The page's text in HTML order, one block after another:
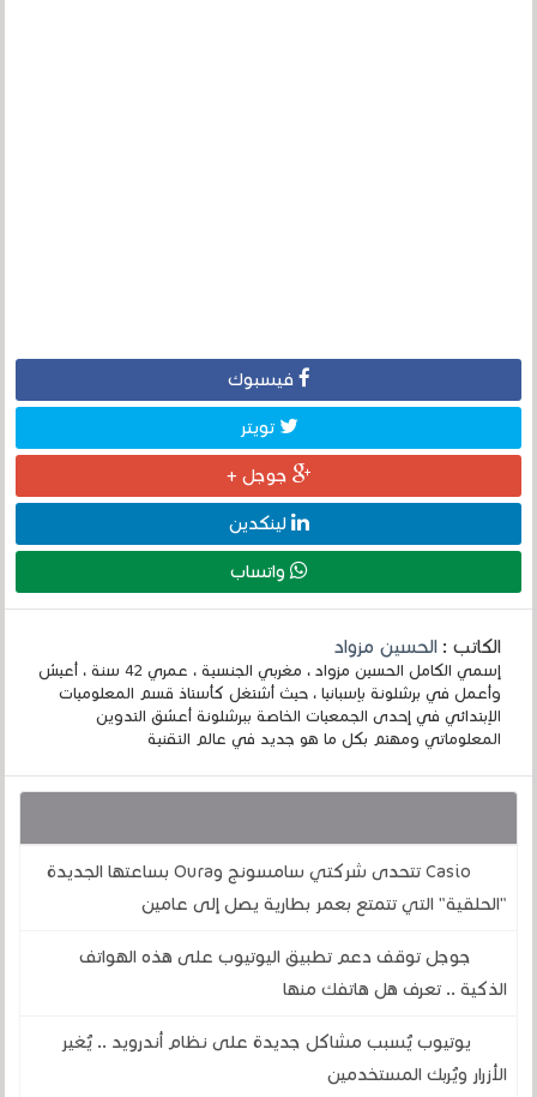
فيسبوك
تويتر
جوجل +
لينكدين
واتساب
الكاتب :الحسين مزواد
إسمي الكامل الحسين مزواد ، مغربي الجنسية ، عمري 42 سنة ، أعيش
وأعمل في برشلونة بإسبانيا ، حيث أشتغل كأستاذ قسم المعلوميات
الإبتدائي في إحدى الجمعيات الخاصة ببرشلونة أعشق التدوين
المعلوماتي ومهتم بكل ما هو جديد في عالم التقنية
Casio تتحدى شركتي سامسونج وOura بساعتها الجديدة
"الحلقية" التي تتمتع بعمر بطارية يصل إلى عامين
جوجل توقف دعم تطبيق اليوتيوب على هذه الهواتف
الذكية .. تعرف هل هاتفك منها
يوتيوب يُسبب مشاكل جديدة على نظام أندرويد .. يُغير
الأزرار ويُربك المستخدمين